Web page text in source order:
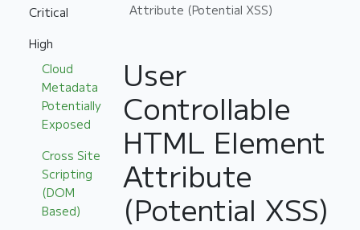
Critical
High
Cloud
Metadata
Potentially
Exposed
Cross Site
Scripting
(DOM
Based)
Attribute (Potential XSS)
User
Controllable
HTML Element
Attribute
(Potential XSS)